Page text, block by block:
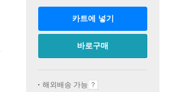
카트에 넣기
바로구매
해외배송 가능